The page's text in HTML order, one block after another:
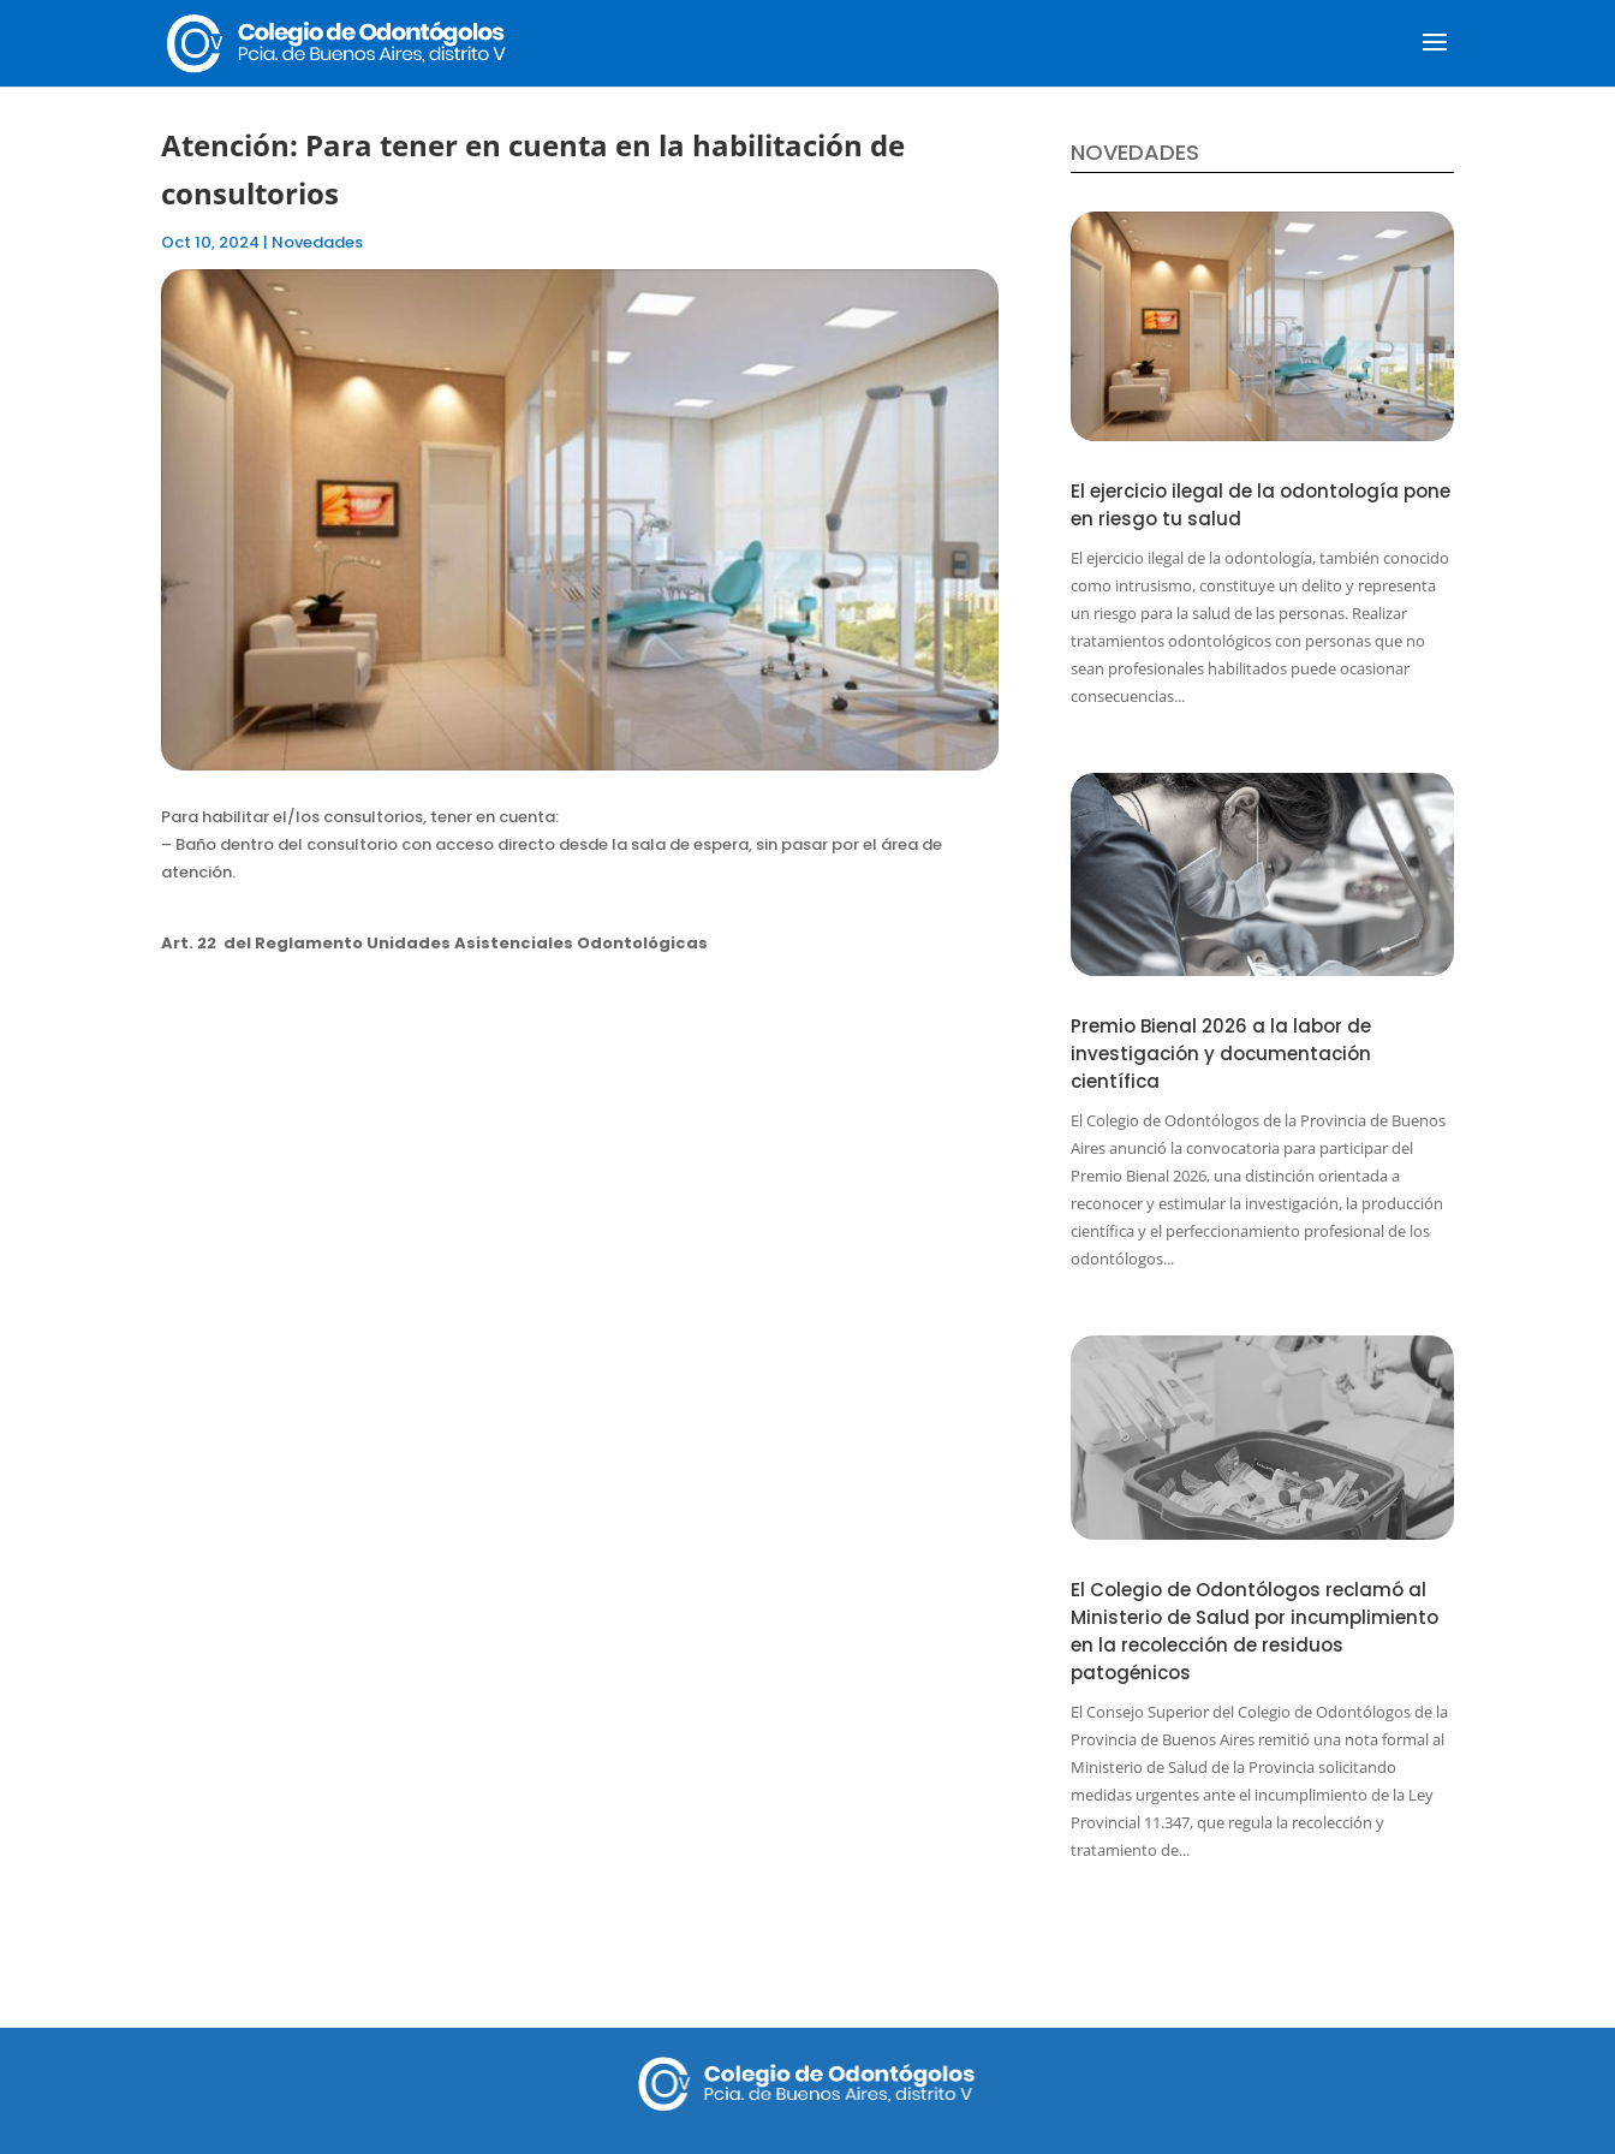
Atención: Para tener en cuenta en la habilitación de
consultorios
Oct 10, 2024 | Novedades
Para habilitar el/los consultorios, tener en cuenta:
– Baño dentro del consultorio con acceso directo desde la sala de espera, sin pasar por el área de
atención.
Art. 22 del Reglamento Unidades Asistenciales Odontológicas
NOVEDADES
El ejercicio ilegal de la odontología pone
en riesgo tu salud
El ejercicio ilegal de la odontología, también conocido
como intrusismo, constituye un delito y representa
un riesgo para la salud de las personas. Realizar
tratamientos odontológicos con personas que no
sean profesionales habilitados puede ocasionar
consecuencias...
Premio Bienal 2026 a la labor de
investigación y documentación
científica
El Colegio de Odontólogos de la Provincia de Buenos
Aires anunció la convocatoria para participar del
Premio Bienal 2026, una distinción orientada a
reconocer y estimular la investigación, la producción
científica y el perfeccionamiento profesional de los
odontólogos...
El Colegio de Odontólogos reclamó al
Ministerio de Salud por incumplimiento
en la recolección de residuos
patogénicos
El Consejo Superior del Colegio de Odontólogos de la
Provincia de Buenos Aires remitió una nota formal al
Ministerio de Salud de la Provincia solicitando
medidas urgentes ante el incumplimiento de la Ley
Provincial 11.347, que regula la recolección y
tratamiento de...